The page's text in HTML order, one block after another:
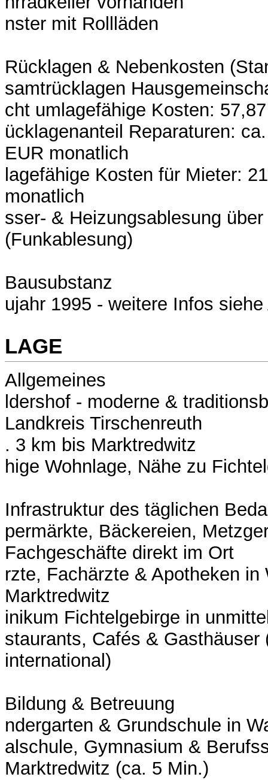
nster mit Rollläden
Rücklagen & Nebenkosten
samtrücklagen
cht umlagefähige Kosten:
ücklagenanteil Reparaturen:
EUR monatlich
lagefähige Kosten für Mieter:
monatlich
sser- & Heizungsablesung über
(Funkablesung)
Bausubstanz
ujahr 1995 - weitere Infos siehe
LAGE
Allgemeines
ldershof - moderne &
Landkreis Tirschenreuth
. 3 km bis Marktredwitz
hige Wohnlage, Nähe zu
Infrastruktur des täglichen
permärkte, Bäckereien,
Fachgeschäfte direkt im Ort
rzte, Fachärzte & Apotheken in
Marktredwitz
inikum Fichtelgebirge in
staurants, Cafés & Gasthäuser
international)
Bildung & Betreuung
ndergarten & Grundschule in
alschule, Gymnasium &
Marktredwitz (ca. 5 Min.)